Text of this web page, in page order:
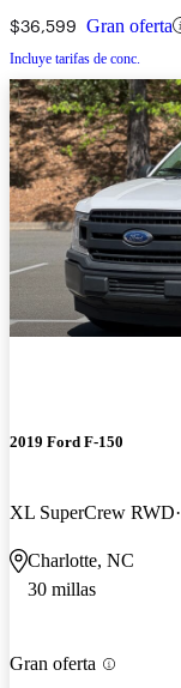
$36,599 Gran oferta
Incluye tarifas de conc.
2019 Ford F-150
XL SuperCrew RWD
Charlotte, NC
30 millas
Gran oferta